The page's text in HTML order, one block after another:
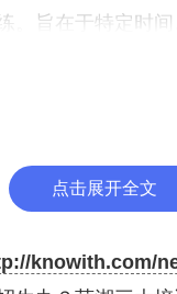
。旨在于特定时
比十一中高多了。
个教学班，在校学
级骨干教师6人，
点击展开全文
knowith.com/